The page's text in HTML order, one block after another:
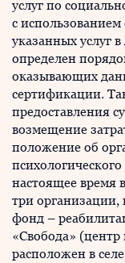
услуг по
с
указанных услуг
определен
оказывающих
сертификации.
предоставления
возмещение
положение об
настоящее время
три организации,
фонд –
«Свобода»
расположен в